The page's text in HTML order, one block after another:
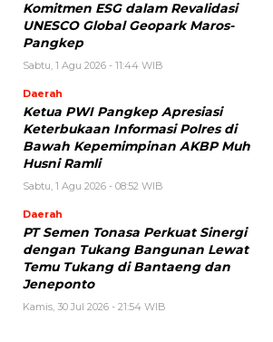
Komitmen ESG dalam Revalidasi
UNESCO Global Geopark Maros-
Pangkep
Sabtu, 1 Agu 2026 - 11:44 WIB
Daerah
Ketua PWI Pangkep Apresiasi
Keterbukaan Informasi Polres di
Bawah Kepemimpinan AKBP Muh
Husni Ramli
Sabtu, 1 Agu 2026 - 08:52 WIB
Daerah
PT Semen Tonasa Perkuat Sinergi
dengan Tukang Bangunan Lewat
Temu Tukang di Bantaeng dan
Jeneponto
Kamis, 30 Jul 2026 - 21:54 WIB